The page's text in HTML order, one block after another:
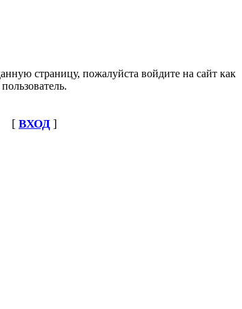
страницу, пожалуйста войдите на сайт как
пользователь.
[ ВХОД ]